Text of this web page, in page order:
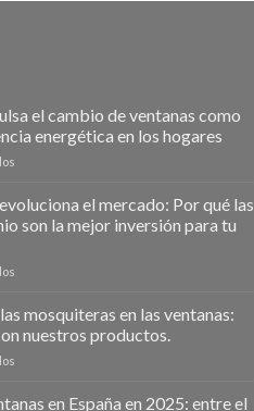
el cambio de ventanas como
energética en los hogares
impulsa
cambio
la
en
el mercado: Por qué las
son la mejor inversión para tu
VentanaStock
revoluciona
el
qué
mosquiteras en las ventanas:
nuestros productos.
importancia
en España en 2025: entre el